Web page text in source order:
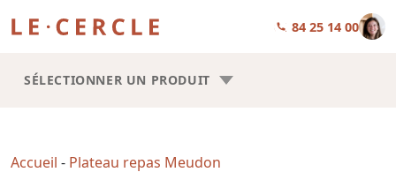
01 84 25 14 00
SÉLECTIONNER UN PRODUIT
Accueil - Plateau repas Meudon